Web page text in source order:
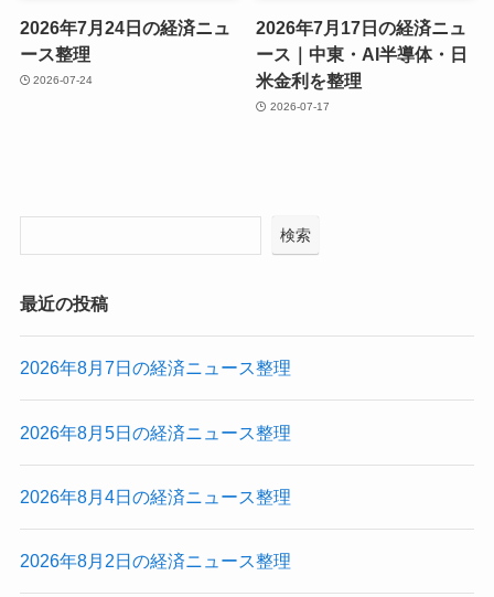
2026年7月24日の経済ニュ
ース整理
2026-07-24
2026年7月17日の経済ニュ
ース｜中東・AI半導体・日
米金利を整理
2026-07-17
検索
最近の投稿
2026年8月7日の経済ニュース整理
2026年8月5日の経済ニュース整理
2026年8月4日の経済ニュース整理
2026年8月2日の経済ニュース整理